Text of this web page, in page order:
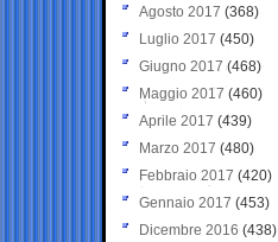
Agosto 2017 (368)
Luglio 2017 (450)
Giugno 2017 (468)
Maggio 2017 (460)
Aprile 2017 (439)
Marzo 2017 (480)
Febbraio 2017 (420)
Gennaio 2017 (453)
Dicembre 2016 (438)